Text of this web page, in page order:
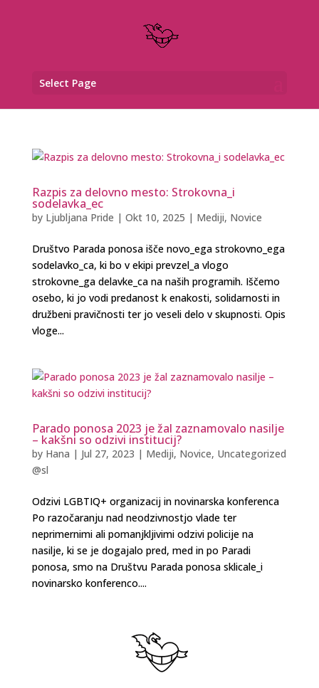
Select Page
Razpis za delovno mesto: Strokovna_i
sodelavka_ec
by Ljubljana Pride | Okt 10, 2025 | Mediji, Novice
Društvo Parada ponosa išče novo_ega strokovno_ega
sodelavko_ca, ki bo v ekipi prevzel_a vlogo
strokovne_ga delavke_ca na naših programih. Iščemo
osebo, ki jo vodi predanost k enakosti, solidarnosti in
družbeni pravičnosti ter jo veseli delo v skupnosti. Opis
vloge...
Parado ponosa 2023 je žal zaznamovalo nasilje
– kakšni so odzivi institucij?
by Hana | Jul 27, 2023 | Mediji, Novice, Uncategorized
@sl
Odzivi LGBTIQ+ organizacij in novinarska konferenca
Po razočaranju nad neodzivnostjo vlade ter
neprimernimi ali pomanjkljivimi odzivi policije na
nasilje, ki se je dogajalo pred, med in po Paradi
ponosa, smo na Društvu Parada ponosa sklicale_i
novinarsko konferenco....